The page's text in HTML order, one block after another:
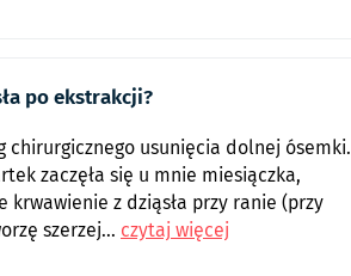
po ekstrakcji?
chirurgicznego usunięcia dolnej ósemki.
zaczęła się u mnie miesiączka,
z dziąsła przy ranie (przy
szerzej... czytaj więcej